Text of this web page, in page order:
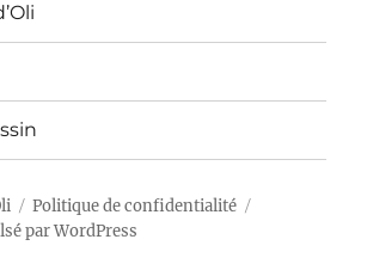
Politique de confidentialité
par WordPress